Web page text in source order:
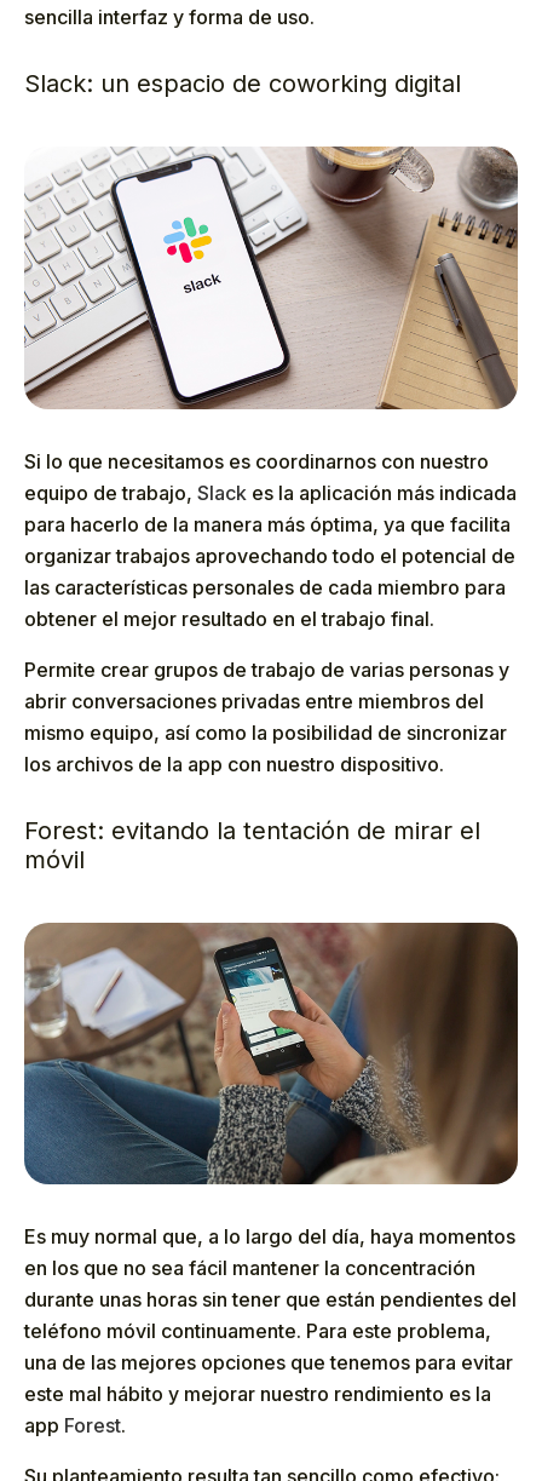
sencilla interfaz y forma de uso.
Slack: un espacio de coworking digital
Si lo que necesitamos es coordinarnos con nuestro
equipo de trabajo, Slack es la aplicación más indicada
para hacerlo de la manera más óptima, ya que facilita
organizar trabajos aprovechando todo el potencial de
las características personales de cada miembro para
obtener el mejor resultado en el trabajo final.
Permite crear grupos de trabajo de varias personas y
abrir conversaciones privadas entre miembros del
mismo equipo, así como la posibilidad de sincronizar
los archivos de la app con nuestro dispositivo.
Forest: evitando la tentación de mirar el
móvil
Es muy normal que, a lo largo del día, haya momentos
en los que no sea fácil mantener la concentración
durante unas horas sin tener que están pendientes del
teléfono móvil continuamente. Para este problema,
una de las mejores opciones que tenemos para evitar
este mal hábito y mejorar nuestro rendimiento es la
app Forest.